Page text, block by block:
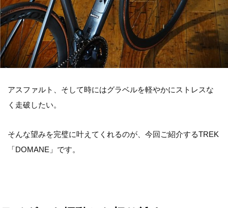
アスファルト、そして時にはグラベルを軽やかにストレスな
く走破したい。
そんな望みを完璧に叶えてくれるのが、今回ご紹介するTREK
「DOMANE」です。